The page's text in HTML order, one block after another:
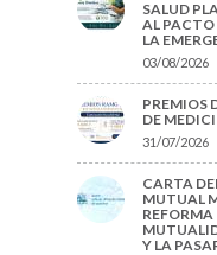
SALUD
AL PACTO
LA
03/08/2026
PREMIOS
DE
31/07/2026
CARTA
MUTUAL
REFORMA
Y LA